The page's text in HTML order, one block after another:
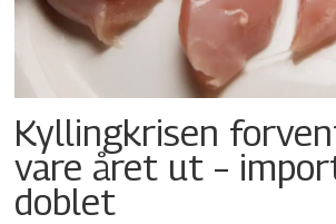
Kyllingkrisen
vare året ut –
doblet